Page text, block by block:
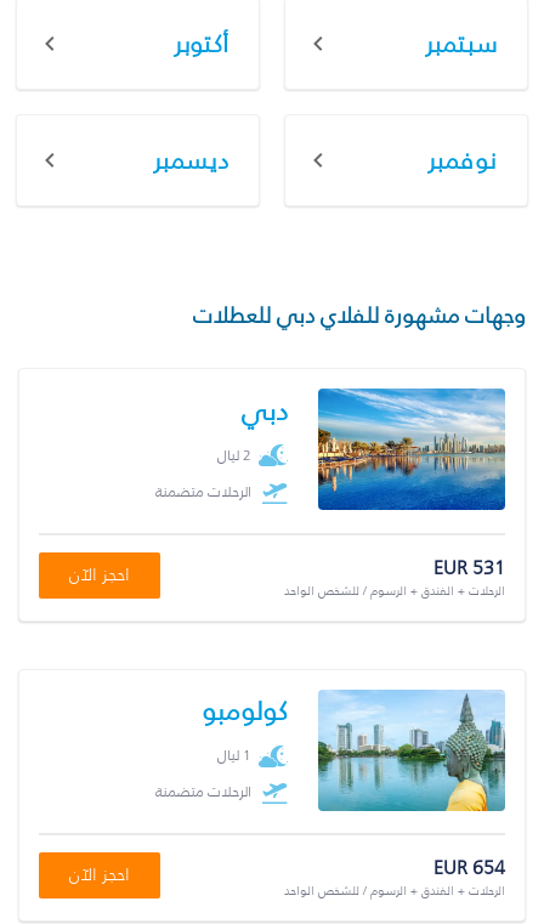
سبتمبر أكتوبر
نوفمبر ديسمبر
وجهات مشهورة للفلاي دبي للعطلات
دبي
2 ليال
الرحلات متضمنة
EUR 531
الرحلات + الفندق + الرسوم / للشخص الواحد
احجز الآن
كولومبو
1 ليال
الرحلات متضمنة
EUR 654
الرحلات + الفندق + الرسوم / للشخص الواحد
احجز الآن